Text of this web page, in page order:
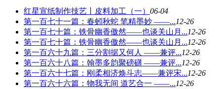
红星宣纸制作技艺丨皮料加工（一） 06-04
第一百七十一篇：春蚓秋蛇 笔精墨妙 ——...12-26
第一百七十篇：铁骨幽香傲然——也谈关山月...12-26
第一百七十篇：铁骨幽香傲然——也谈关山月...12-26
第一百六十九篇：三分割据又何人 ——兼评...12-26
第一百六十八篇：翰墨多韵聚磅礴 ——兼评...12-26
第一百六十七篇：刚柔相济焕斗志——兼评宋...12-26
第一百六十六篇：物我无间 道艺合一 ——...12-26